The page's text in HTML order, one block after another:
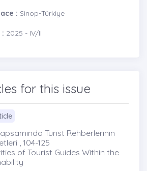
: Sinop-Türkiye
: 2025 - IV/II
for this issue
Turist Rehberlerinin
, 104-125
of Tourist Guides Within the